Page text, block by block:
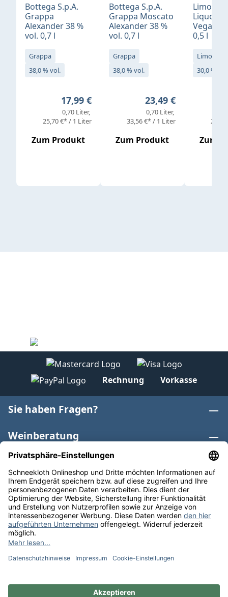
Bottega S.p.A.
Grappa
Alexander 38 %
vol. 0,7 l
Grappa
38,0 % vol.
Regulärer Preis:
17,99 €
0,70 Liter
25,70 €* / 1 Liter
Zum Produkt
Bottega S.p.A.
Grappa Moscato
Alexander 38 %
vol. 0,7 l
Grappa
38,0 % vol.
Regulärer Preis:
23,49 €
0,70 Liter
33,56 €* / 1 Liter
Zum Produkt
Liquore
Vegan
0,5 l
30,0 % vol.
Zum
Rechnung Vorkasse
Sie haben Fragen?
Weinberatung
Informationen
Weinkategorien
Internationaler Wein
* Alle Preise inkl. gesetzl. Mehrwertsteuer zzgl.
anders angegeben. Bioprodukte im Bio-Kontrollverfahren